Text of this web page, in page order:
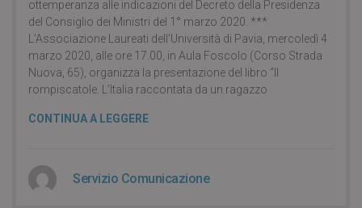
ottemperanza alle indicazioni del Decreto della Presidenza
del Consiglio dei Ministri del 1° marzo 2020. ***
L’Associazione Laureati dell’Università di Pavia, mercoledì 4
marzo 2020, alle ore 17.00, in Aula Foscolo (Corso Strada
Nuova, 65), organizza la presentazione del libro “Il
rompiscatole. L’Italia raccontata da un ragazzo
CONTINUA A LEGGERE
Servizio Comunicazione